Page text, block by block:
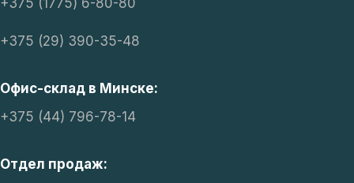
+375 (1775) 6-80-80
+375 (29) 390-35-48
Офис-склад в Минске:
+375 (44) 796-78-14
Отдел продаж: